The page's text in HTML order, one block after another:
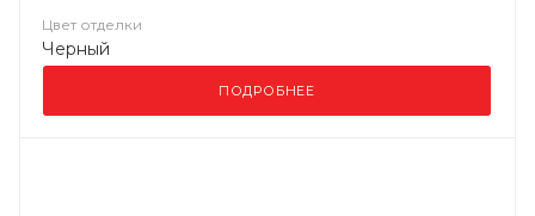
Цвет отделки
Черный
ПОДРОБНЕЕ